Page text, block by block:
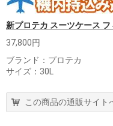
新プロテカ スーツケース フ
37,800円
ブランド：プロテカ
サイズ：30L
この商品の通販サイト